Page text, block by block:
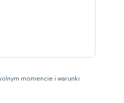
momencie i warunki